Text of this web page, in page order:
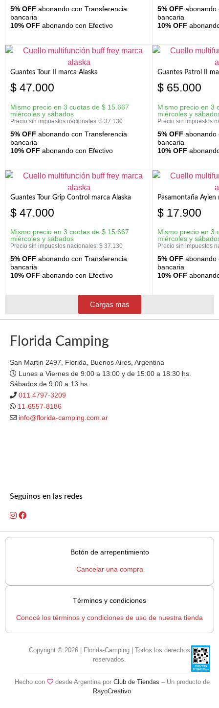
5% OFF abonando con Transferencia
bancaria
10% OFF abonando con Efectivo
5% OFF abonando
bancaria
10% OFF
Guantes Tour II marca Alaska
$ 47.000
Mismo precio en 3 cuotas de $ 15.667
miércoles y sábados
Precio sin impuestos nacionales: $ 37.130
5% OFF abonando con Transferencia
bancaria
10% OFF abonando con Efectivo
Guantes Patrol II
$ 65.000
Mismo precio en 3
miércoles y
Precio sin impuestos
5% OFF abonando
bancaria
10% OFF
Guantes Tour Grip Control marca Alaska
$ 47.000
Mismo precio en 3 cuotas de $ 15.667
miércoles y sábados
Precio sin impuestos nacionales: $ 37.130
5% OFF abonando con Transferencia
bancaria
10% OFF abonando con Efectivo
Pasamontaña Aylen
$ 17.900
Mismo precio en 3
miércoles y
Precio sin impuestos
5% OFF abonando
bancaria
10% OFF
Cargas mas
Florida Camping
San Martin 2497, Florida, Buenos Aires, Argentina
Lunes a Viernes de 9:00 a 13:00 y de 15:00 a 18:30 hs.
Sábados de 9:00 a 13 hs.
011 4797-3209
11-6557-8186
info@florida-camping.com.ar
Seguinos en las redes
Botón de arrepentimiento
Cancelar una compra
Términos y condiciones
Conocé los términos y condiciones de uso de nuestra tienda
Copyright © 2026 | Florida-Camping | Todos los derechos
reservados.
Hecho con desde Argentina por Club de Tiendas – Un producto de
RayoCreativo